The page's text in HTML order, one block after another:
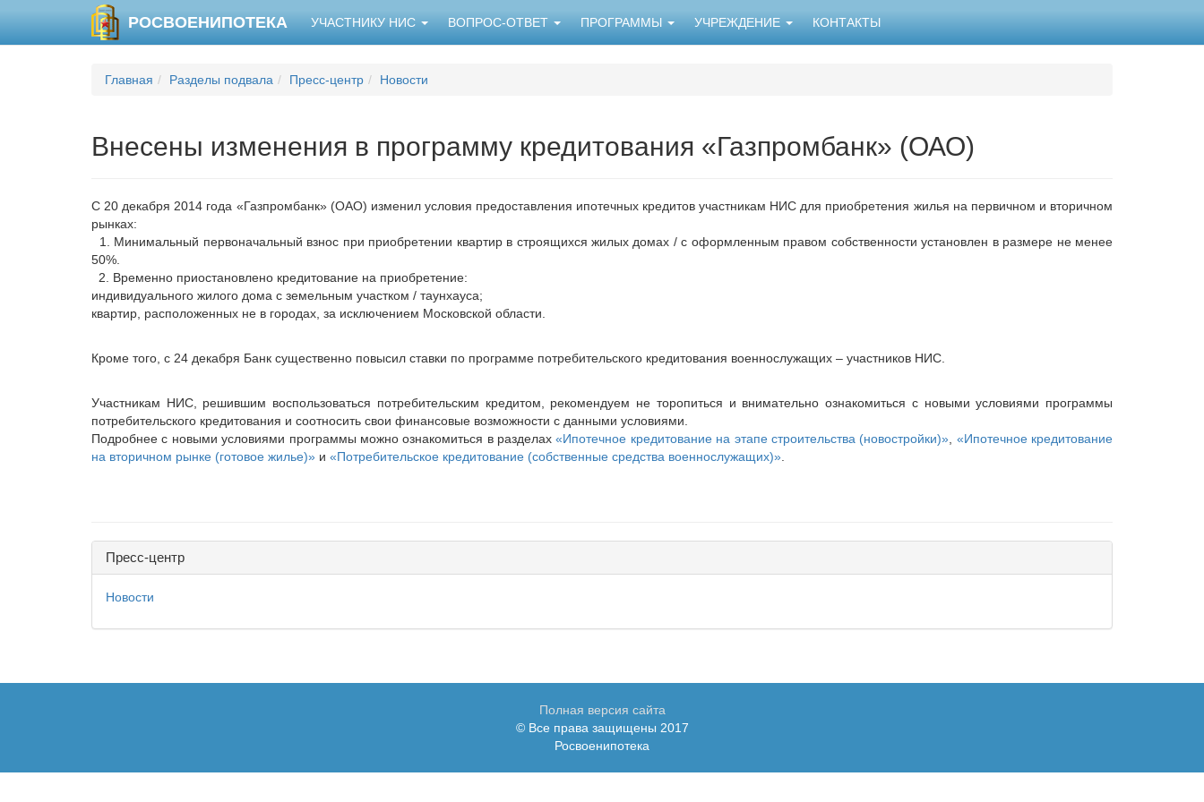
РОСВОЕНИПОТЕКА УЧАСТНИКУ НИС ВОПРОС-ОТВЕТ ПРОГРАММЫ УЧРЕЖДЕНИЕ КОНТАКТЫ
Главная Разделы подвала Пресс-центр Новости
Внесены изменения в программу кредитования «Газпромбанк» (ОАО)
С 20 декабря 2014 года «Газпромбанк» (ОАО) изменил условия предоставления ипотечных кредитов участникам НИС для приобретения жилья на первичном и вторичном
рынках:
1. Минимальный первоначальный взнос при приобретении квартир в строящихся жилых домах / с оформленным правом собственности установлен в размере не менее
50%.
2. Временно приостановлено кредитование на приобретение:
индивидуального жилого дома с земельным участком / таунхауса;
квартир, расположенных не в городах, за исключением Московской области.
Кроме того, с 24 декабря Банк существенно повысил ставки по программе потребительского кредитования военнослужащих – участников НИС.
Участникам НИС, решившим воспользоваться потребительским кредитом, рекомендуем не торопиться и внимательно ознакомиться с новыми условиями программы
потребительского кредитования и соотносить свои финансовые возможности с данными условиями.
Подробнее с новыми условиями программы можно ознакомиться в разделах«Ипотечное кредитование на этапе строительства (новостройки)» «Ипотечное кредитование
на вторичном рынке (готовое жилье)» и «Потребительское кредитование (собственные средства военнослужащих)»
Пресс-центр
Новости
Полная версия сайта
© Все права защищены 2017
Росвоенипотека